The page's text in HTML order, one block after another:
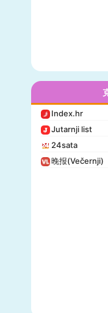
Index.hr
Jutarnji list
24sata
晚报(Večernji)